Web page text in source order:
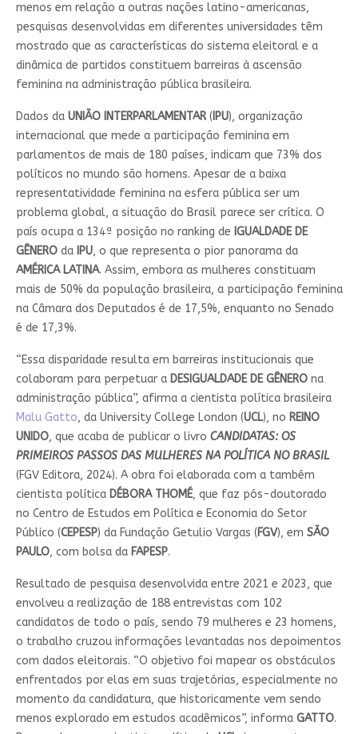
menos em relação a outras nações latino-americanas,
pesquisas desenvolvidas em diferentes universidades têm
mostrado que as características do sistema eleitoral e a
dinâmica de partidos constituem barreiras à ascensão
feminina na administração pública brasileira.
Dados daUNIÃO INTERPARLAMENTAR( IPU), organização
internacional que mede a participação feminina em
parlamentos de mais de 180 países, indicam que 73% dos
políticos no mundo são homens. Apesar de a baixa
representatividade feminina na esfera pública ser um
problema global, a situação do Brasil parece ser crítica. O
país ocupa a 134ª posição no ranking de IGUALDADE DE
GÊNEROda IPU, o que representa o pior panorama da
AMÉRICA LATINA. Assim, embora as mulheres constituam
mais de 50% da população brasileira, a participação feminina
na Câmara dos Deputados é de 17,5%, enquanto no Senado
é de 17,3%.
“Essa disparidade resulta em barreiras institucionais que
colaboram para perpetuar aDESIGUALDADE DE GÊNEROna
administração pública”, afirma a cientista política brasileira
Malu Gatto, da University College London (UCL), no REINO
UNIDO, que acaba de publicar o livro CANDIDATAS:OS
PRIMEIROS PASSOS DAS MULHERES NA POLÍTICA NO BRASIL
(FGV Editora, 2024). A obra foi elaborada com a também
cientista política DÉBORA THOMÉ, que faz pós-doutorado
no Centro de Estudos em Política e Economia do Setor
Público (CEPESP) da Fundação Getulio Vargas (FGV), em SÃO
PAULO, com bolsa da FAPESP.
Resultado de pesquisa desenvolvida entre 2021 e 2023, que
envolveu a realização de 188 entrevistas com 102
candidatos de todo o país, sendo 79 mulheres e 23 homens,
o trabalho cruzou informações levantadas nos depoimentos
com dados eleitorais. “O objetivo foi mapear os obstáculos
enfrentados por elas em suas trajetórias, especialmente no
momento da candidatura, que historicamente vem sendo
menos explorado em estudos acadêmicos”, informa GATTO.